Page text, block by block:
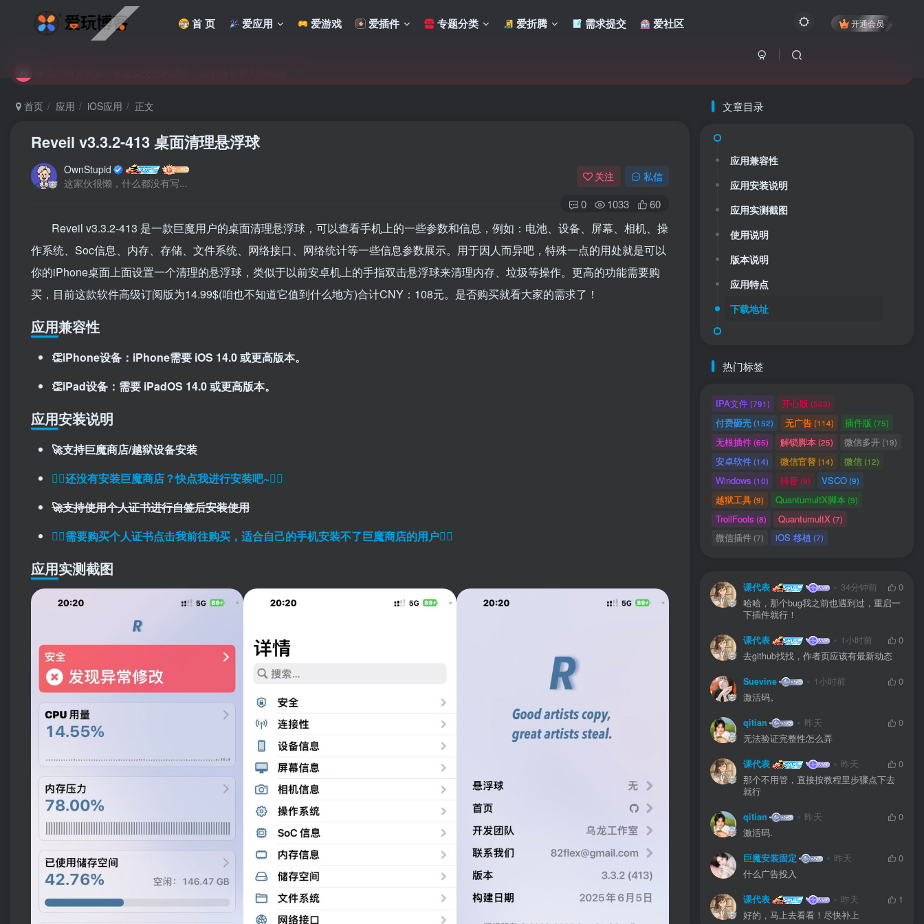
首 页 爱应用 爱游戏 爱插件 专题分类 爱折腾 需求提交 爱社区 开通会员
未找到所需资源？欢迎提交您的需求，我们将尽快为您处理。
首页 应用 iOS应用 正文
Reveil v3.3.2-413 桌面清理悬浮球
OwnStupid
这家伙很懒，什么都没有写...
关注 私信
0 1033 60
Reveil v3.3.2-413 是一款巨魔用户的桌面清理悬浮球，可以查看手机上的一些参数和信息，例如：电池、设备、屏幕、相机、操
作系统、Soc信息、内存、存储、文件系统、网络接口、网络统计等一些信息参数展示。用于因人而异吧，特殊一点的用处就是可以
你的iPhone桌面上面设置一个清理的悬浮球，类似于以前安卓机上的手指双击悬浮球来清理内存、垃圾等操作。更高的功能需要购
买，目前这款软件高级订阅版为14.99$(咱也不知道它值到什么地方)合计CNY：108元。是否购买就看大家的需求了！
应用兼容性
👏iPhone设备：iPhone需要 iOS 14.0 或更高版本。
👏iPad设备：需要 iPadOS 14.0 或更高版本。
应用安装说明
🚀支持巨魔商店/越狱设备安装
👉🏼还没有安装巨魔商店？快点我进行安装吧~👈🏼
🚀支持使用个人证书进行自签后安装使用
👉🏼需要购买个人证书点击我前往购买，适合自己的手机安装不了巨魔商店的用户👈🏼
应用实测截图
文章目录
应用兼容性
应用安装说明
应用实测截图
使用说明
版本说明
应用特点
下载地址
热门标签
IPA文件(791) 开心版 (503)
付费砸壳(152) 无广告(114) 插件版 (75)
无根插件(65) 解锁脚本(25) 微信多开(19)
安卓软件(14) 微信官替(14) 微信(12)
Windows (10) 抖音(9) VSCO(9)
越狱工具(9) QuantumultX脚本(9)
TrollFools (8) QuantumultX (7)
微信插件 (7) iOS 移植 (7)
课代表 34分钟前
0
哈哈，那个bug我之前也遇到过，重启一
下插件就行！
课代表 1小时前
0
去github找找，作者页应该有最新动态
Suevine 1小时前
0
激活码。
qitian 昨天
0
无法验证完整性怎么弄
课代表 昨天
0
那个不用管，直接按教程里步骤点下去
就行
qitian 昨天
0
激活码.
巨魔安装固定 昨天
0
什么广告投入
课代表 昨天
1
好的，马上去看看！尽快补上
扫码登录
使用其它方式登录或注册